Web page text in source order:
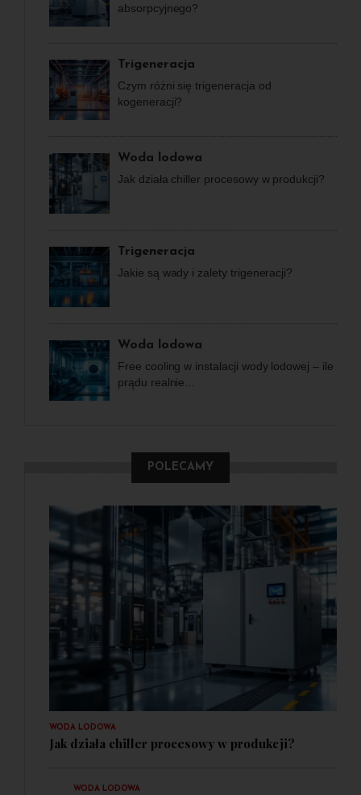
absorpcyjnego?
Trigeneracja
Czym różni się trigeneracja od
kogeneracji?
Woda lodowa
Jak działa chiller procesowy w produkcji?
Trigeneracja
Jakie są wady i zalety trigeneracji?
Woda lodowa
Free cooling w instalacji wody lodowej – ile
prądu realnie...
POLECAMY
WODA LODOWA
Jak działa chiller procesowy w produkcji?
WODA LODOWA